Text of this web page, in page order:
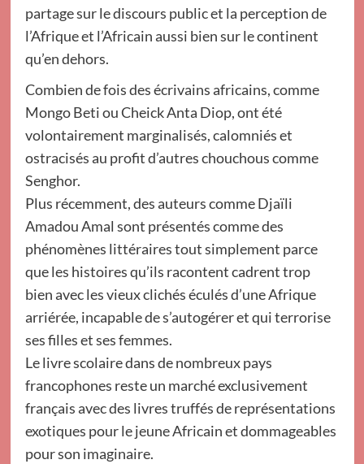
partage sur le discours public et la perception de
l’Afrique et l’Africain aussi bien sur le continent
qu’en dehors.
Combien de fois des écrivains africains, comme
Mongo Beti ou Cheick Anta Diop, ont été
volontairement marginalisés, calomniés et
ostracisés au profit d’autres chouchous comme
Senghor.
Plus récemment, des auteurs comme Djaïli
Amadou Amal sont présentés comme des
phénomènes littéraires tout simplement parce
que les histoires qu’ils racontent cadrent trop
bien avec les vieux clichés éculés d’une Afrique
arriérée, incapable de s’autogérer et qui terrorise
ses filles et ses femmes.
Le livre scolaire dans de nombreux pays
francophones reste un marché exclusivement
français avec des livres truffés de représentations
exotiques pour le jeune Africain et dommageables
pour son imaginaire.